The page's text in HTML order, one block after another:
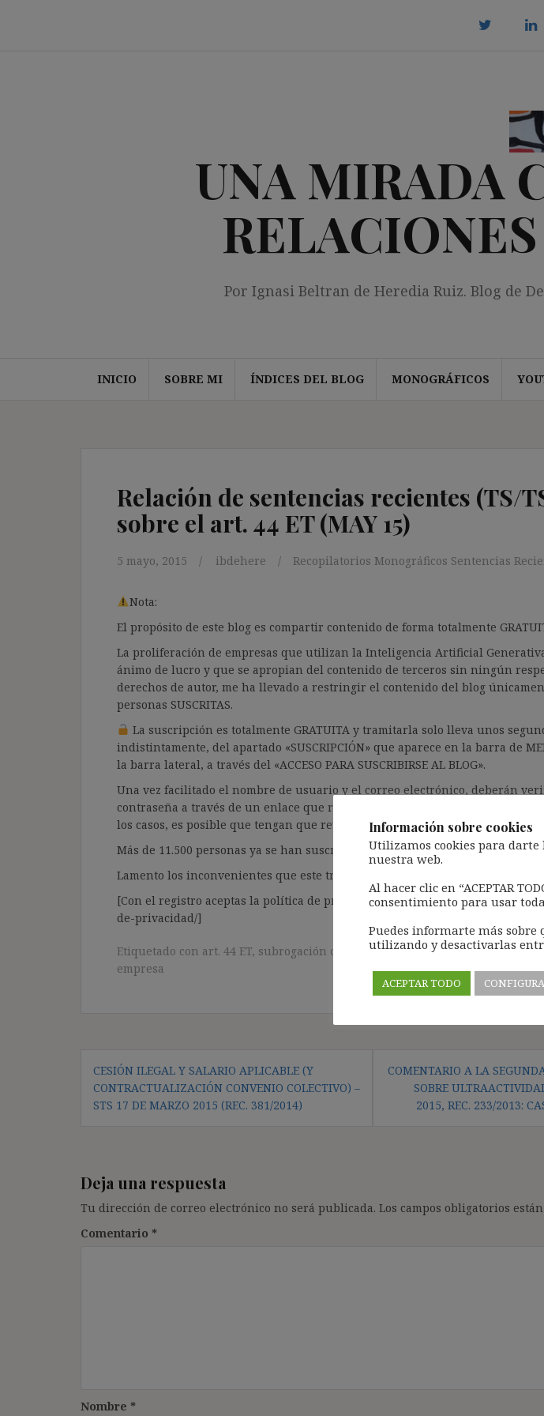
UNA MIRADA
Por Ignasi Beltran de Heredia Ruiz. Blog de
INICIO SOBRE MI ÍNDICES DEL BLOG MONOGRÁFICOS
Relación de sentencias recientes (TS/
sobre el art. 44 ET (MAY 15)
5 mayo, 2015 ibdehere Recopilatorios Monográficos Sentencias
Nota:
El propósito de este blog es compartir contenido de forma totalmente
La proliferación de empresas que utilizan la Inteligencia Artificial
ánimo de lucro y que se apropian del contenido de terceros sin ningún
derechos de autor, me ha llevado a restringir el contenido del blog
personas SUSCRITAS.
La suscripción es totalmente GRATUITA y tramitarla solo lleva unos
indistintamente, del apartado «SUSCRIPCIÓN» que aparece en la barra de
la barra lateral, a través del «ACCESO PARA SUSCRIBIRSE AL BLOG».
Una vez facilitado el nombre de usuario y el correo electrónico, deberán
contraseña a través de un enlace que recibirán en el correo electrónico
los casos, es posible que tengan que revisar la bandeja de «Spam»).
Más de 11.500 personas ya se han suscrito.
Lamento los inconvenientes que este trámite pueda causar.
[Con el registro aceptas la política de privacidad del blog: https://
de-privacidad/]
Etiquetado con art. 44 ET, subrogación de empresa,sucesión de contratas,
empresa
Navegación
de
entradas
CESIÓN ILEGAL Y SALARIO APLICABLE (Y
CONTRACTUALIZACIÓN CONVENIO COLECTIVO) –
STS 17 DE MARZO 2015 (REC. 381/2014)
COMENTARIO A LA
SOBRE
2015, REC. 233/2013:
Deja una respuesta
Tu dirección de correo electrónico no será publicada. Los campos obligatorios
Comentario *
Nombre *
Información sobre cookies
Utilizamos cookies para
nuestra web.
Al hacer clic en “ACEPTAR
consentimiento para usar
Puedes informarte más sobre
utilizando y desactivarlas
ACEPTAR TODO